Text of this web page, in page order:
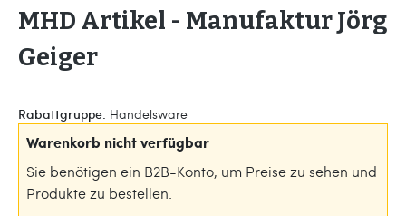
MHD Artikel - Manufaktur Jörg
Geiger
Rabattgruppe: Handelsware
Warenkorb nicht verfügbar
Sie benötigen ein B2B-Konto, um Preise zu sehen und
Produkte zu bestellen.